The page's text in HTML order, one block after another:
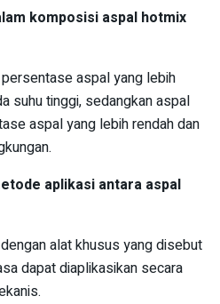
komposisi aspal hotmix
aspal yang lebih
suhu tinggi, sedangkan aspal
aspal yang lebih rendah dan
aplikasi antara aspal
alat khusus yang disebut
dapat diaplikasikan secara